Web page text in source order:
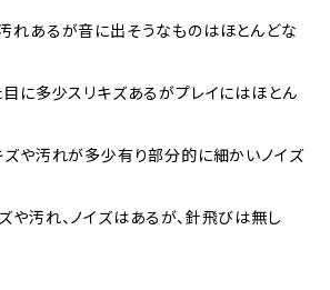
あるが音に出そうなものはほとんどな
に多少スリキズあるがプレイにはほとん
や汚れが多少有り部分的に細かいノイズ
汚れ、ノイズはあるが、針飛びは無し